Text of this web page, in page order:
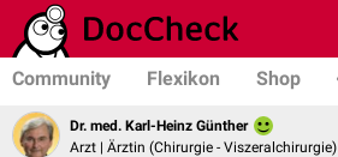
Community Flexikon Shop
Dr. med. Karl-Heinz Günther
Arzt | Ärztin (Chirurgie - Viszeralchirurgie)